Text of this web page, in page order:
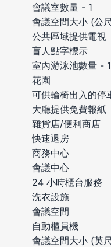
會議室數量 - 1
會議空間大小 (公
公共區域提供電視
盲人點字標示
室內游泳池數量 - 1
花園
可供輪椅出入的停
大廳提供免費報紙
雜貨店/便利商店
快速退房
商務中心
會議中心
24 小時櫃台服務
洗衣設施
會議空間
自動櫃員機
會議空間大小 (英